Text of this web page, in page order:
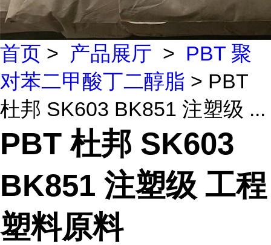
首页 > 产品展厅 > PBT 聚
对苯二甲酸丁二醇脂 > PBT
杜邦 SK603 BK851 注塑级 ...
PBT 杜邦 SK603
BK851 注塑级 工程
塑料原料